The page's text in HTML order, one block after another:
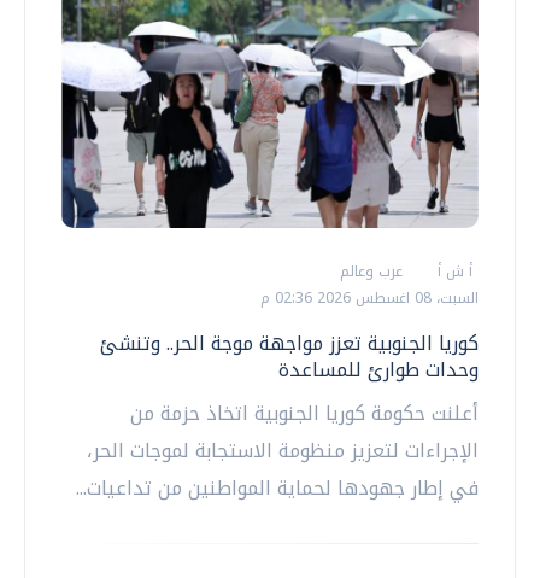
أ ش أ
عرب وعالم
السبت، 08 اغسطس 2026 02:36 م
كوريا الجنوبية تعزز مواجهة موجة الحر.. وتنشئ
وحدات طوارئ للمساعدة
أعلنت حكومة كوريا الجنوبية اتخاذ حزمة من
الإجراءات لتعزيز منظومة الاستجابة لموجات الحر،
في إطار جهودها لحماية المواطنين من تداعيات...